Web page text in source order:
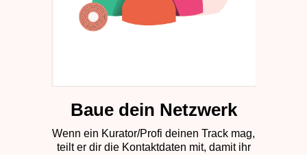
Baue dein Netzwerk
Wenn ein Kurator/Profi deinen Track mag,
teilt er dir die Kontaktdaten mit, damit ihr